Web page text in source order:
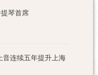
琴首席
音连续五年提升上海